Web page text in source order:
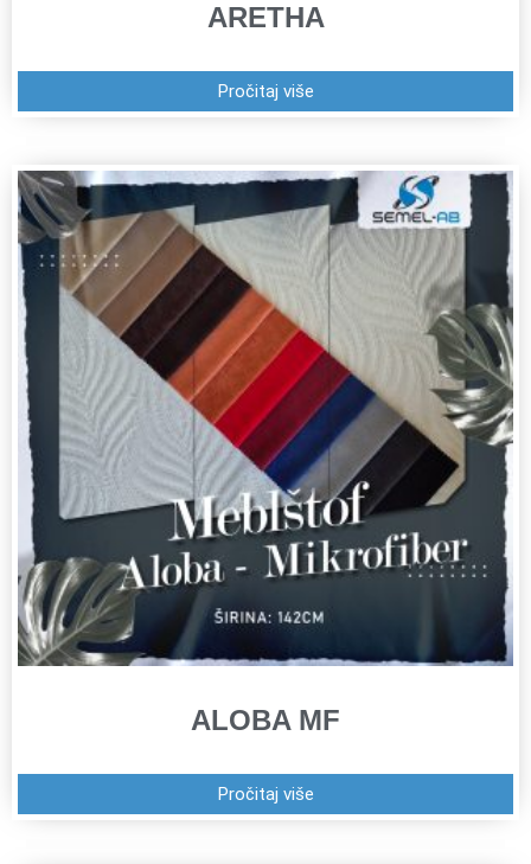
ARETHA
Pročitaj više
ALOBA MF
Pročitaj više